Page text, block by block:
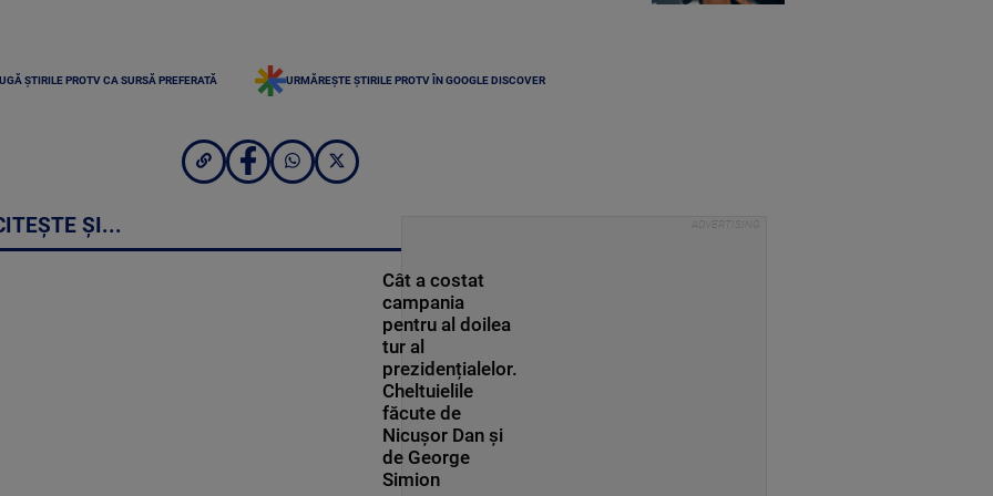
ȘTIRILE PROTV CA SURSĂ PREFERATĂ URMĂREȘTE ȘTIRILE PROTV ÎN GOOGLE DISCOVER
ȘI...
Cât a costat
campania
pentru al doilea
tur al
prezidențialelor.
Cheltuielile
făcute de
Nicușor Dan și
de George
Simion